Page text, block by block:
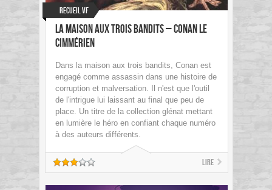
Recueil VF
La maison aux trois bandits – Conan le
Cimmérien
Dans la maison aux trois bandits, Conan est
engagé comme assassin dans une histoire de
corruption et malversation. Il n'est que l'outil
de l'intrigue lui laissant au final que peu de
place. Un titre de la collection glénat mettant
en lumière le héro en confiant chaque numéro
à des auteurs différents.
Lire